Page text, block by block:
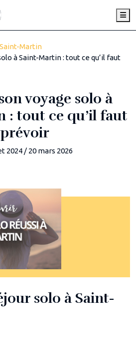
Saint-Martin
à Saint-Martin : tout ce qu’il faut
voyage solo à
: tout ce qu’il faut
prévoir
2024 / 20 mars 2026
solo à Saint-